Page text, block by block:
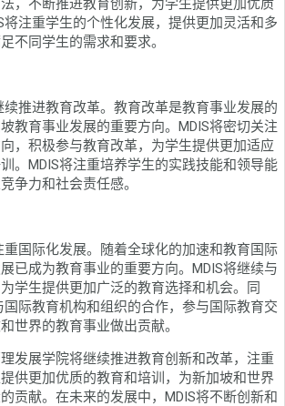
，不断推进教育创新，为学生提供更加优质
将注重学生的个性化发展，提供更加灵活和多
不同学生的需求和要求。
推进教育改革。教育改革是教育事业发展的
教育事业发展的重要方向。MDIS将密切关注
，积极参与教育改革，为学生提供更加适应
。MDIS将注重培养学生的实践技能和领导能
争力和社会责任感。
国际化发展。随着全球化的加速和教育国际
已成为教育事业的重要方向。MDIS将继续与
学生提供更加广泛的教育选择和机会。同
国际教育机构和组织的合作，参与国际教育交
世界的教育事业做出贡献。
展学院将继续推进教育创新和改革，注重
供更加优质的教育和培训，为新加坡和世界
贡献。在未来的发展中，MDIS将不断创新和